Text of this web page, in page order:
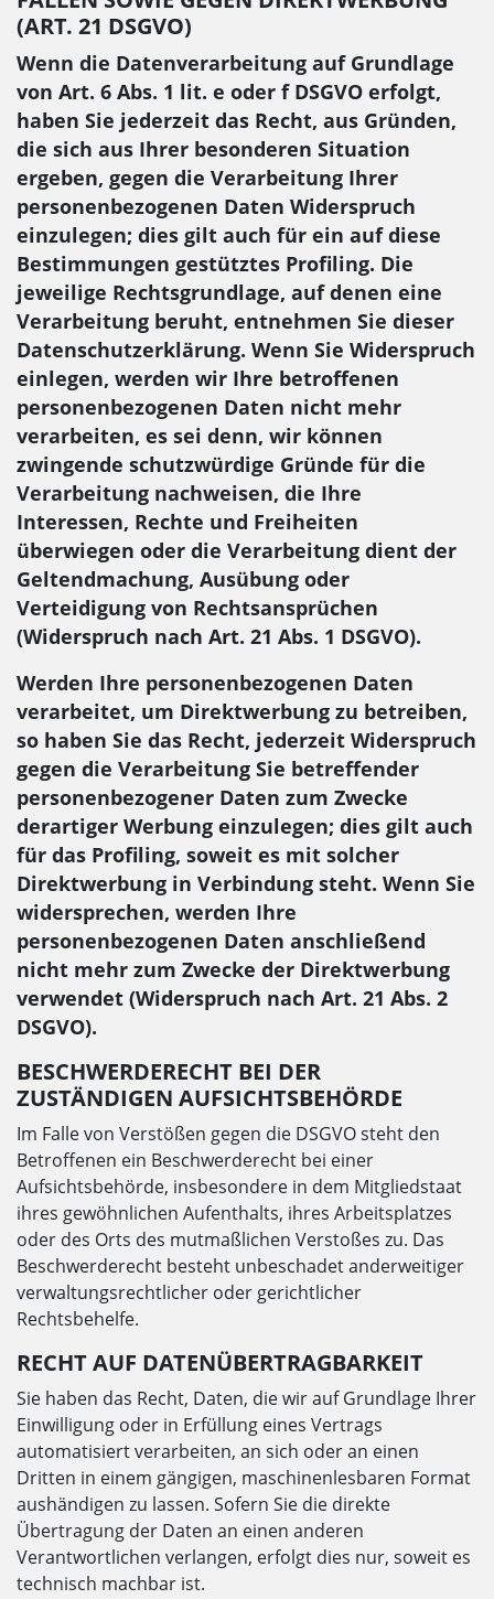
(ART. 21 DSGVO)
Wenn die Datenverarbeitung auf Grundlage
von Art. 6 Abs. 1 lit. e oder f DSGVO erfolgt,
haben Sie jederzeit das Recht, aus Gründen,
die sich aus Ihrer besonderen Situation
ergeben, gegen die Verarbeitung Ihrer
personenbezogenen Daten Widerspruch
einzulegen; dies gilt auch für ein auf diese
Bestimmungen gestütztes Profiling. Die
jeweilige Rechtsgrundlage, auf denen eine
Verarbeitung beruht, entnehmen Sie dieser
Datenschutzerklärung. Wenn Sie Widerspruch
einlegen, werden wir Ihre betroffenen
personenbezogenen Daten nicht mehr
verarbeiten, es sei denn, wir können
zwingende schutzwürdige Gründe für die
Verarbeitung nachweisen, die Ihre
Interessen, Rechte und Freiheiten
überwiegen oder die Verarbeitung dient der
Geltendmachung, Ausübung oder
Verteidigung von Rechtsansprüchen
(Widerspruch nach Art. 21 Abs. 1 DSGVO).
Werden Ihre personenbezogenen Daten
verarbeitet, um Direktwerbung zu betreiben,
so haben Sie das Recht, jederzeit Widerspruch
gegen die Verarbeitung Sie betreffender
personenbezogener Daten zum Zwecke
derartiger Werbung einzulegen; dies gilt auch
für das Profiling, soweit es mit solcher
Direktwerbung in Verbindung steht. Wenn Sie
widersprechen, werden Ihre
personenbezogenen Daten anschließend
nicht mehr zum Zwecke der Direktwerbung
verwendet (Widerspruch nach Art. 21 Abs. 2
DSGVO).
BESCHWERDERECHT BEI DER
ZUSTÄNDIGEN AUFSICHTSBEHÖRDE
Im Falle von Verstößen gegen die DSGVO steht den
Betroffenen ein Beschwerderecht bei einer
Aufsichtsbehörde, insbesondere in dem Mitgliedstaat
ihres gewöhnlichen Aufenthalts, ihres Arbeitsplatzes
oder des Orts des mutmaßlichen Verstoßes zu. Das
Beschwerderecht besteht unbeschadet anderweitiger
verwaltungsrechtlicher oder gerichtlicher
Rechtsbehelfe.
RECHT AUF DATENÜBERTRAGBARKEIT
Sie haben das Recht, Daten, die wir auf Grundlage Ihrer
Einwilligung oder in Erfüllung eines Vertrags
automatisiert verarbeiten, an sich oder an einen
Dritten in einem gängigen, maschinenlesbaren Format
aushändigen zu lassen. Sofern Sie die direkte
Übertragung der Daten an einen anderen
Verantwortlichen verlangen, erfolgt dies nur, soweit es
technisch machbar ist.